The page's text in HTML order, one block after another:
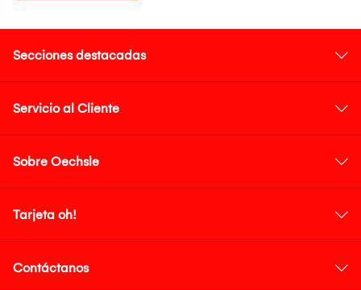
Secciones destacadas
Servicio al Cliente
Sobre Oechsle
Tarjeta oh!
Contáctanos